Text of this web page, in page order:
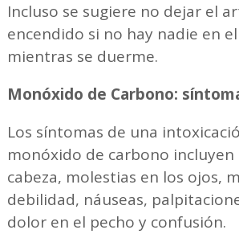
Incluso se sugiere no dejar el
encendido si no hay nadie en
mientras se duerme.
Monóxido de Carbono:
Los síntomas de una
monóxido de carbono
cabeza, molestias en los ojos,
debilidad, náuseas,
dolor en el pecho y confusión.